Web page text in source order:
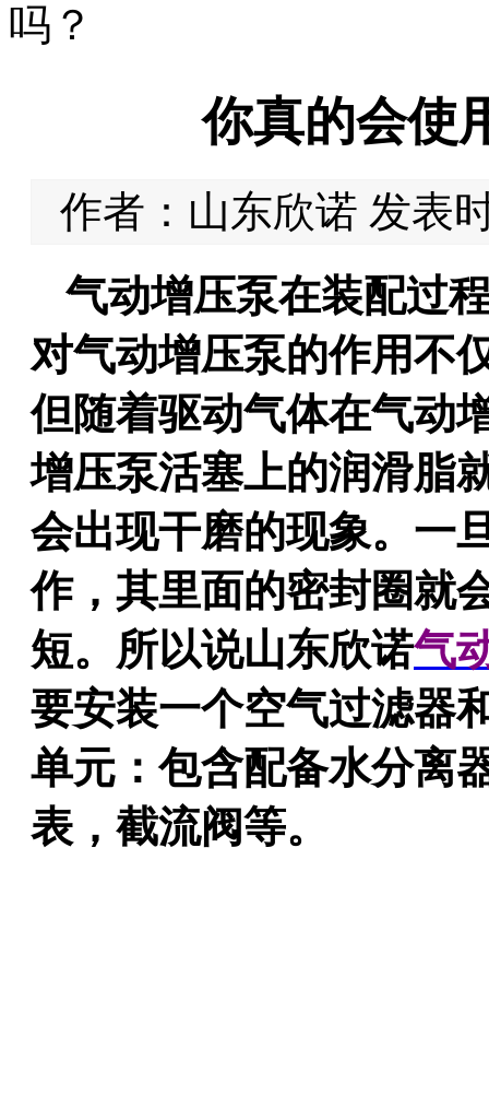
吗？
你真的会使
作者：山东欣诺 发表
气动增压泵在装配过
对气动增压泵的作用不
但随着驱动气体在气动
增压泵活塞上的润滑脂
会出现干磨的现象。一
作，其里面的密封圈就
短。所以说山东欣诺气
要安装一个空气过滤器
单元：包含配备水分离
表，截流阀等。